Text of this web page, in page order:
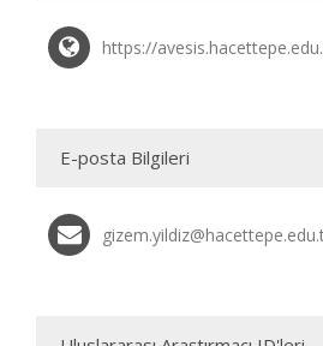
https://
E-posta Bilgileri